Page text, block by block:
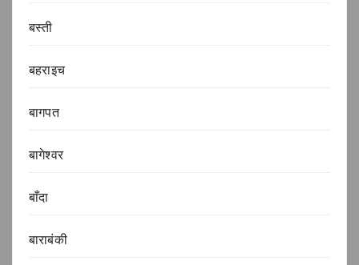
बस्ती
बहराइच
बागपत
बागेश्वर
बाँदा
बाराबंकी